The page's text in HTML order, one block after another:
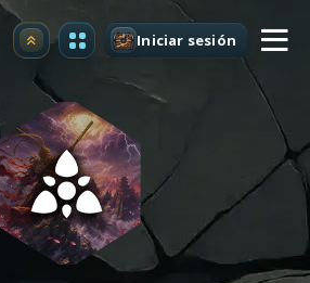
Mejorar Iniciar sesión